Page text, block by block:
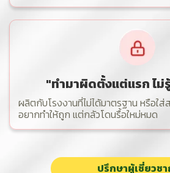
"ทำมาผิดตั้งแต่แรก ไม่
ผลิตกับโรงงานที่ไม่ได้มาตรฐาน หรือใส่
อยากทำให้ถูก แต่กลัวโดนรื้อใหม่หมด
ปรึกษาผู้เชี่ยวช